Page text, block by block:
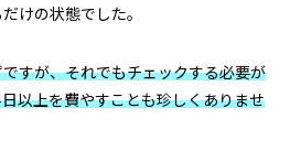
けの状態でした。
すが、それでもチェックする必要が
以上を費やすことも珍しくありませ